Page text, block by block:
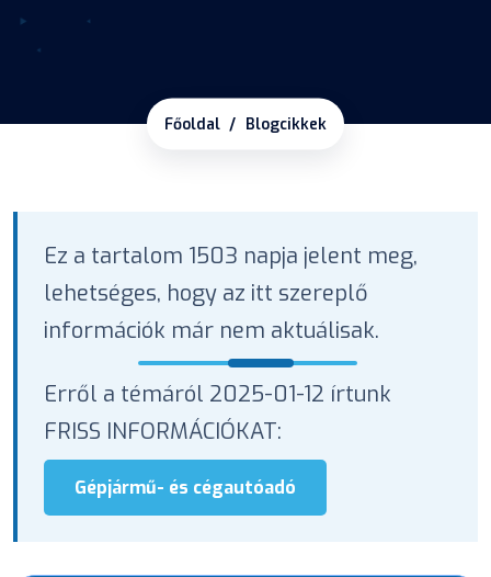
Főoldal Blogcikkek
Ez a tartalom 1503 napja jelent meg,
lehetséges, hogy az itt szereplő
információk már nem aktuálisak.
Erről a témáról 2025-01-12 írtunk
FRISS INFORMÁCIÓKAT:
Gépjármű- és cégautóadó